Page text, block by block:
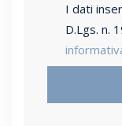
I dati
D.Lgs. n.